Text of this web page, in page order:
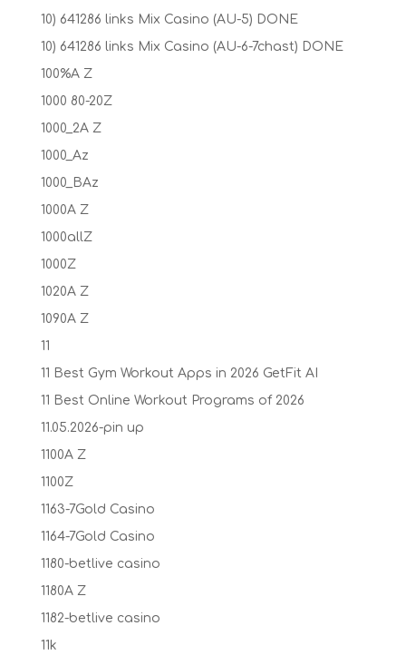
10) 641286 links Mix Casino (AU-5) DONE
10) 641286 links Mix Casino (AU-6-7chast) DONE
100%A Z
1000 80-20Z
1000_2A Z
1000_Az
1000_BAz
1000A Z
1000allZ
1000Z
1020A Z
1090A Z
11
11 Best Gym Workout Apps in 2026 GetFit AI
11 Best Online Workout Programs of 2026
11.05.2026-pin up
1100A Z
1100Z
1163-7Gold Casino
1164-7Gold Casino
1180-betlive casino
1180A Z
1182-betlive casino
11k